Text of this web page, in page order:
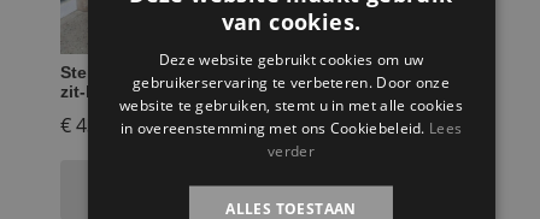
Steigerhouten actieve
zit-hoekbank Anneke
€439,95
Toevoegen aan
bank Samantha
€769,95
Toevoegen aan
winkelwagen
van cookies.
Deze website gebruikt cookies om uw
gebruikerservaring te verbeteren. Door onze
website te gebruiken, stemt u in met alle cookies
in overeenstemming met ons Cookiebeleid. Lees
verder
ALLES TOESTAAN